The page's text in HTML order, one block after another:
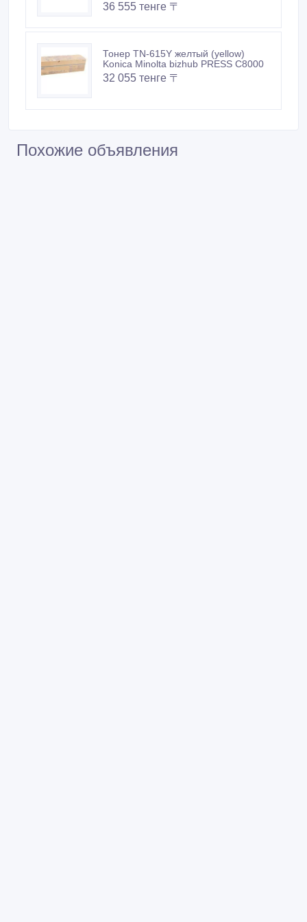
36 555 тенге 〒
Тонер TN-615Y желтый (yellow)
Konica Minolta bizhub PRESS C8000
32 055 тенге 〒
Похожие объявления